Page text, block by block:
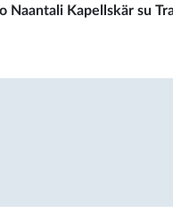
Naantali Kapellskär su